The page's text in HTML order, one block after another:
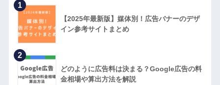
1
【2025年最新版】媒体別！広告バナーのデザ
イン参考サイトまとめ
2
どのように広告料は決まる？Google広告の料
金相場や算出方法を解説